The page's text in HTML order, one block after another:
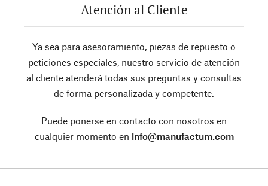
Atención al Cliente
Ya sea para asesoramiento, piezas de repuesto o
peticiones especiales, nuestro servicio de atención
al cliente atenderá todas sus preguntas y consultas
de forma personalizada y competente.
Puede ponerse en contacto con nosotros en
cualquier momento en info@manufactum.com